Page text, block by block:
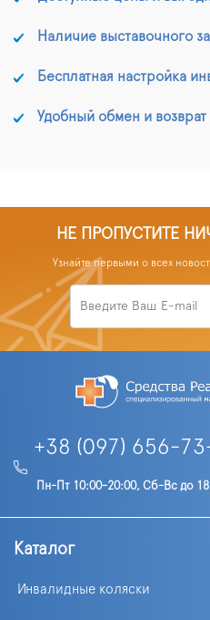
Наличие выставочного
Бесплатная настройка
Удобный обмен и возврат
НЕ ПРОПУСТИТЕ
Узнайте первыми о всех
+38 (097) 656-
Пн-Пт 10:00-20:00, Сб-Вс до
Каталог
Инвалидные коляски